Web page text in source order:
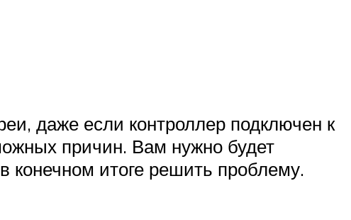
даже если контроллер подключен к
причин. Вам нужно будет
конечном итоге решить проблему.